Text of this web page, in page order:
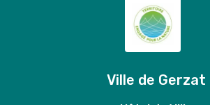
Ville de Gerzat